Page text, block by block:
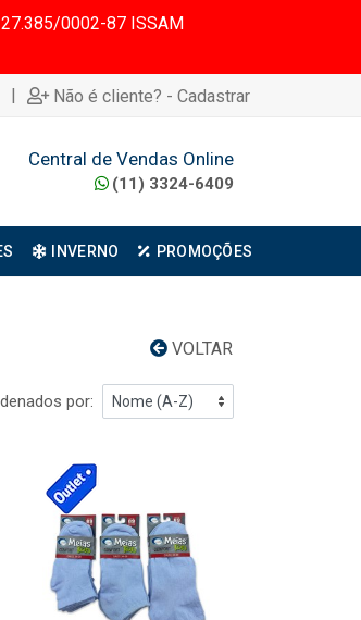
0002-87 ISSAM
| Não é cliente? - Cadastrar
Central de Vendas Online
(11) 3324-6409
INVERNO PROMOÇÕES
VOLTAR
por: